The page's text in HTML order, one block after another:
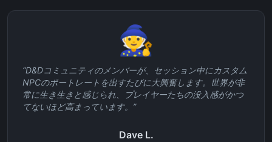
🧙
“D&Dコミュニティのメンバーが、セッション中にカスタム
NPCのポートレートを出すたびに大興奮します。世界が非
常に生き生きと感じられ、プレイヤーたちの没入感がかつ
てないほど高まっています。 ”
Dave L.